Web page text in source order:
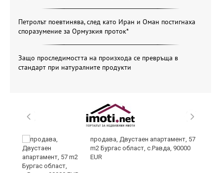
Петролът поевтинява, след като Иран и Оман постигнаха
споразумение за Ормузкия проток*
Защо проследимостта на произхода се превръща в
стандарт при натуралните продукти
продава, Двустаен апартамент, 57
m2 Бургас област, с.Равда, 90000
EUR